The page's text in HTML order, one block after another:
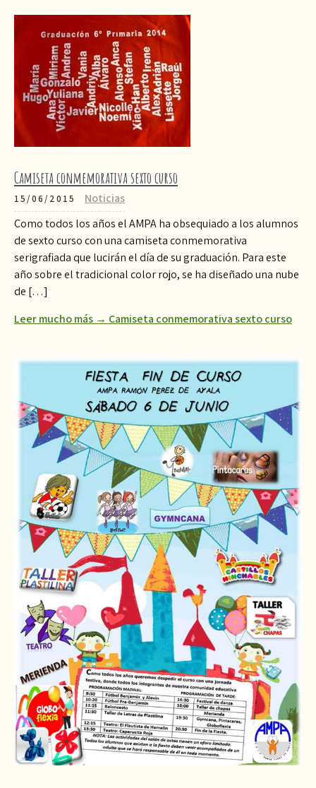
Camiseta conmemorativa sexto curso
15/06/2015
Noticias
Como todos los años el AMPA ha obsequiado a los alumnos
de sexto curso con una camiseta conmemorativa
serigrafiada que lucirán el día de su graduación. Para este
año sobre el tradicional color rojo, se ha diseñado una nube
de […]
Leer mucho más → Camiseta conmemorativa sexto curso